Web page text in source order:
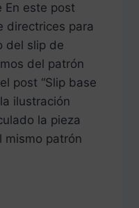
En este post
directrices para
del slip de
del patrón
post “Slip base
ilustración
la pieza
mismo patrón